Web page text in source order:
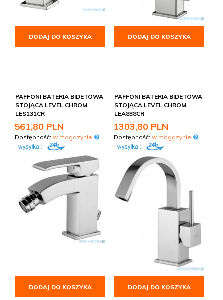
DODAJ DO KOSZYKA DODAJ DO KOSZYKA
PAFFONI BATERIA BIDETOWA
STOJĄCA LEVEL CHROM
LES131CR
561,80 PLN
Dostępność: w magazynie
DODAJ DO KOSZYKA
PAFFONI BATERIA BIDETOWA
STOJĄCA LEVEL CHROM
LEA838CR
1303,80 PLN
Dostępność: w magazynie
DODAJ DO KOSZYKA